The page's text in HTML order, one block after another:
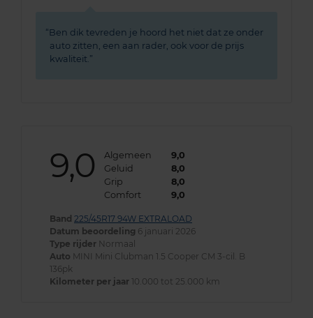
Ben dik tevreden je hoord het niet dat ze onder
auto zitten, een aan rader, ook voor de prijs
kwaliteit.
9,0 Algemeen
9,0
Geluid
8,0
Grip
8,0
Comfort
9,0
Band 225/45R17 94W EXTRALOAD
Datum beoordeling 6 januari 2026
Type rijder Normaal
Auto MINI Mini Clubman 1.5 Cooper CM 3-cil. B
136pk
Kilometer per jaar 10.000 tot 25.000 km